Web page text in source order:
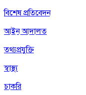
বিশেষ প্রতিবেদন
আইন আদালত
তথ্যপ্রযুক্তি
স্বাস্থ্য
চাকরি